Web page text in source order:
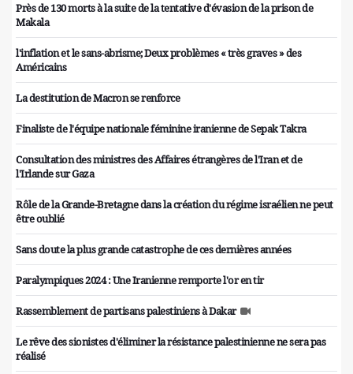
Près de 130 morts à la suite de la tentative d'évasion de la prison de
Makala
l'inflation et le sans-abrisme; Deux problèmes « très graves » des
Américains
La destitution de Macron se renforce
Finaliste de l'équipe nationale féminine iranienne de Sepak Takra
Consultation des ministres des Affaires étrangères de l'Iran et de
l'Irlande sur Gaza
Rôle de la Grande-Bretagne dans la création du régime israélien ne peut
être oublié
Sans doute la plus grande catastrophe de ces dernières années
Paralympiques 2024 : Une Iranienne remporte l'or en tir
Rassemblement de partisans palestiniens à Dakar
Le rêve des sionistes d'éliminer la résistance palestinienne ne sera pas
réalisé